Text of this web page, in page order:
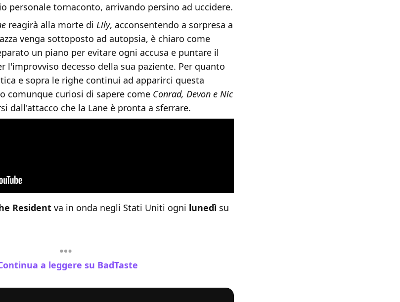
personale tornaconto, arrivando persino ad uccidere.
reagirà alla morte di Lily, acconsentendo a sorpresa a
venga sottoposto ad autopsia, è chiaro come
un piano per evitare ogni accusa e puntare il
l'improvviso decesso della sua paziente. Per quanto
e sopra le righe continui ad apparirci questa
comunque curiosi di sapere come Conrad, Devon e Nic
dall'attacco che la Lane è pronta a sferrare.
Resident va in onda negli Stati Uniti ogni lunedì su
a leggere su BadTaste